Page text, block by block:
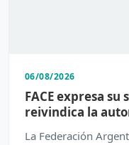
06/08/2026
FACE expresa su
reivindica la
La Federación